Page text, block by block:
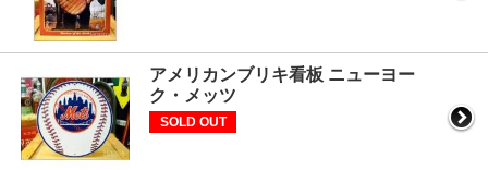
アメリカンブリキ看板 ニューヨー
ク・メッツ
SOLD OUT